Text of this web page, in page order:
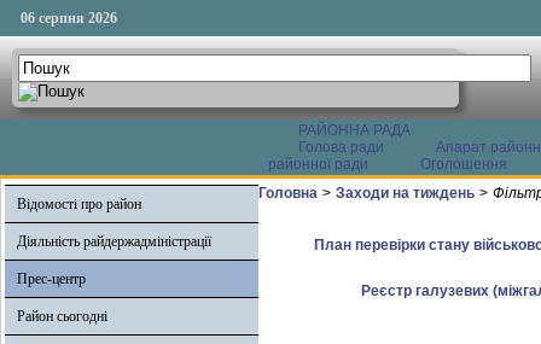
06 серпня 2026
РАЙОННА РАДА
Голова ради
Апарат
районної ради
Оголошення
Відомості про район
Діяльність райдержадміністрації
Прес-центр
Район сьогодні
Головна > Заходи на тиждень >
План перевірки стану
Реєстр галузевих